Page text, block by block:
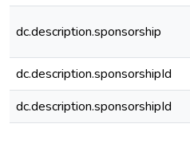
dc.description.sponsorship
dc.description.sponsorshipId
dc.description.sponsorshipId